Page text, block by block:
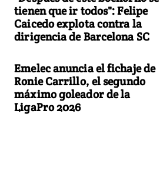
tienen que ir todos": Felipe
Caicedo explota contra la
dirigencia de Barcelona SC
Emelec anuncia el fichaje de
Ronie Carrillo, el segundo
máximo goleador de la
LigaPro 2026